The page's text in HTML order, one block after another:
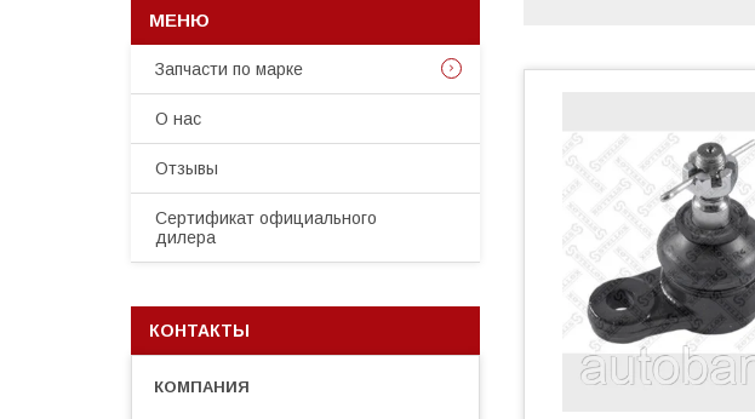
Запчасти по марке
О нас
Отзывы
Сертификат официального
дилера
КОНТАКТЫ